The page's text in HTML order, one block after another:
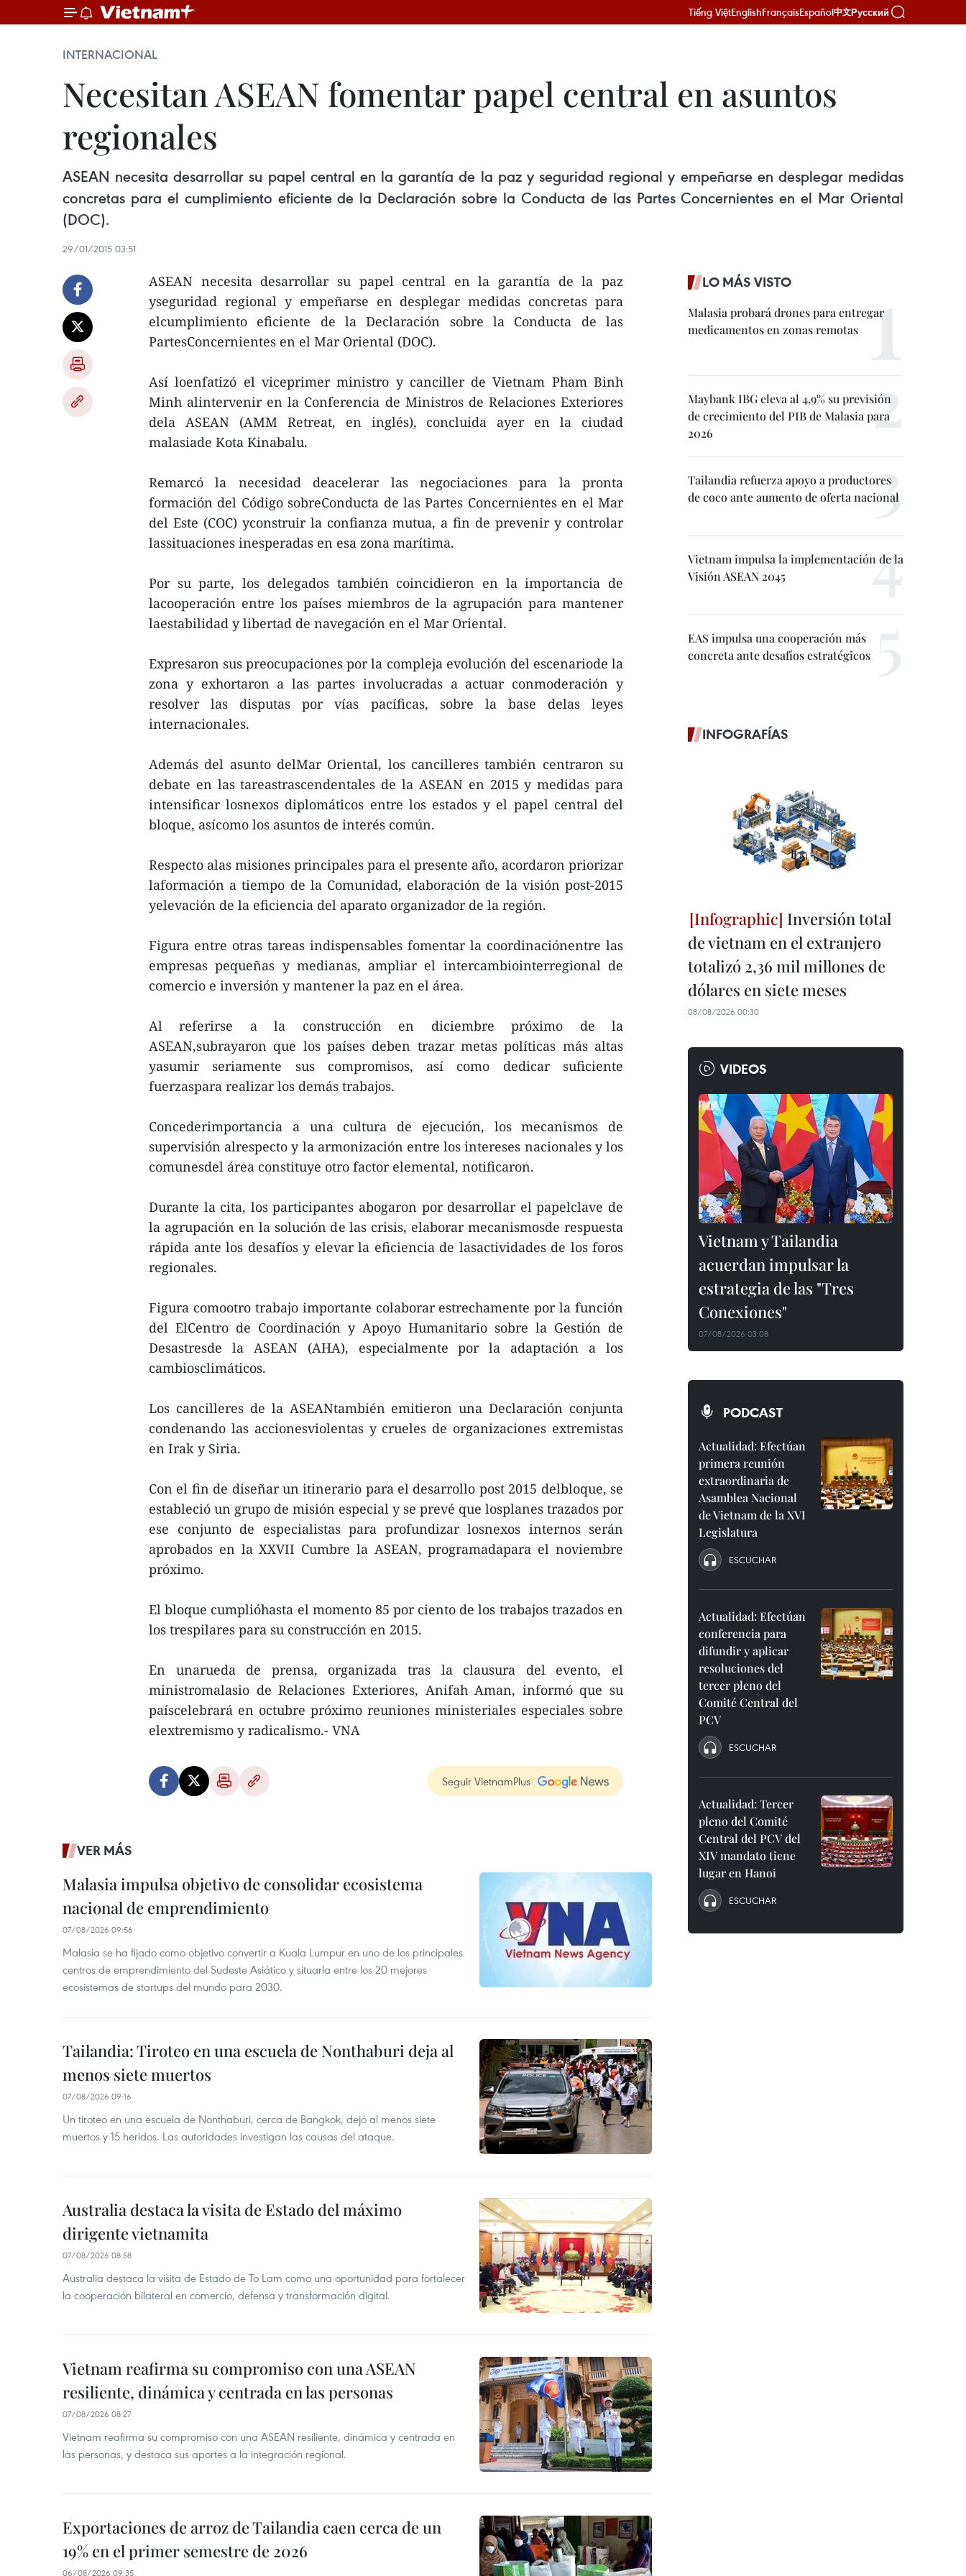
Tiếng ViệtEnglishFrançaisEspañol中文Русский
INTERNACIONAL
Necesitan ASEAN fomentar papel central en asuntos
regionales
ASEAN necesita desarrollar su papel central en la garantía de la paz y seguridad regional y empeñarse en desplegar medidas
concretas para el cumplimiento eficiente de la Declaración sobre la Conducta de las Partes Concernientes en el Mar Oriental
(DOC).
29/01/2015 03:51
ASEAN necesita desarrollar su papel central en la garantía de la paz
yseguridad regional y empeñarse en desplegar medidas concretas para
elcumplimiento eficiente de la Declaración sobre la Conducta de las
PartesConcernientes en el Mar Oriental (DOC).
Así loenfatizó el viceprimer ministro y canciller de Vietnam Pham Binh
Minh alintervenir en la Conferencia de Ministros de Relaciones Exteriores
dela ASEAN (AMM Retreat, en inglés), concluida ayer en la ciudad
malasiade Kota Kinabalu.
Remarcó la necesidad deacelerar las negociaciones para la pronta
formación del Código sobreConducta de las Partes Concernientes en el Mar
del Este (COC) yconstruir la confianza mutua, a fin de prevenir y controlar
lassituaciones inesperadas en esa zona marítima.
Por su parte, los delegados también coincidieron en la importancia de
lacooperación entre los países miembros de la agrupación para mantener
laestabilidad y libertad de navegación en el Mar Oriental.
Expresaron sus preocupaciones por la compleja evolución del escenariode la
zona y exhortaron a las partes involucradas a actuar conmoderación y
resolver las disputas por vías pacíficas, sobre la base delas leyes
internacionales.
Además del asunto delMar Oriental, los cancilleres también centraron su
debate en las tareastrascendentales de la ASEAN en 2015 y medidas para
intensificar losnexos diplomáticos entre los estados y el papel central del
bloque, asícomo los asuntos de interés común.
Respecto alas misiones principales para el presente año, acordaron priorizar
laformación a tiempo de la Comunidad, elaboración de la visión post-2015
yelevación de la eficiencia del aparato organizador de la región.
Figura entre otras tareas indispensables fomentar la coordinaciónentre las
empresas pequeñas y medianas, ampliar el intercambiointerregional de
comercio e inversión y mantener la paz en el área.
Al referirse a la construcción en diciembre próximo de la
ASEAN,subrayaron que los países deben trazar metas políticas más altas
yasumir seriamente sus compromisos, así como dedicar suficiente
fuerzaspara realizar los demás trabajos.
Concederimportancia a una cultura de ejecución, los mecanismos de
supervisión alrespecto y la armonización entre los intereses nacionales y los
comunesdel área constituye otro factor elemental, notificaron.
Durante la cita, los participantes abogaron por desarrollar el papelclave de
la agrupación en la solución de las crisis, elaborar mecanismosde respuesta
rápida ante los desafíos y elevar la eficiencia de lasactividades de los foros
regionales.
Figura comootro trabajo importante colaborar estrechamente por la función
del ElCentro de Coordinación y Apoyo Humanitario sobre la Gestión de
Desastresde la ASEAN (AHA), especialmente por la adaptación a los
cambiosclimáticos.
Los cancilleres de la ASEANtambién emitieron una Declaración conjunta
condenando las accionesviolentas y crueles de organizaciones extremistas
en Irak y Siria.
Con el fin de diseñar un itinerario para el desarrollo post 2015 delbloque, se
estableció un grupo de misión especial y se prevé que losplanes trazados por
ese conjunto de especialistas para profundizar losnexos internos serán
aprobados en la XXVII Cumbre la ASEAN, programadapara el noviembre
próximo.
El bloque cumplióhasta el momento 85 por ciento de los trabajos trazados en
los trespilares para su construcción en 2015.
En unarueda de prensa, organizada tras la clausura del evento, el
ministromalasio de Relaciones Exteriores, Anifah Aman, informó que su
paíscelebrará en octubre próximo reuniones ministeriales especiales sobre
elextremismo y radicalismo.- VNA
Seguir VietnamPlus
VER MÁS
Malasia impulsa objetivo de consolidar ecosistema
nacional de emprendimiento
07/08/2026 09:56
Malasia se ha fijado como objetivo convertir a Kuala Lumpur en uno de los principales
centros de emprendimiento del Sudeste Asiático y situarla entre los 20 mejores
ecosistemas de startups del mundo para 2030.
Tailandia: Tiroteo en una escuela de Nonthaburi deja al
menos siete muertos
07/08/2026 09:16
Un tiroteo en una escuela de Nonthaburi, cerca de Bangkok, dejó al menos siete
muertos y 15 heridos. Las autoridades investigan las causas del ataque.
Australia destaca la visita de Estado del máximo
dirigente vietnamita
07/08/2026 08:58
Australia destaca la visita de Estado de To Lam como una oportunidad para fortalecer
la cooperación bilateral en comercio, defensa y transformación digital.
Vietnam reafirma su compromiso con una ASEAN
resiliente, dinámica y centrada en las personas
07/08/2026 08:27
Vietnam reafirma su compromiso con una ASEAN resiliente, dinámica y centrada en
las personas, y destaca sus aportes a la integración regional.
Exportaciones de arroz de Tailandia caen cerca de un
19% en el primer semestre de 2026
06/08/2026 09:35
LO MÁS VISTO
Malasia probará drones para entregar
medicamentos en zonas remotas
Maybank IBG eleva al 4,9% su previsión
de crecimiento del PIB de Malasia para
2026
Tailandia refuerza apoyo a productores
de coco ante aumento de oferta nacional
Vietnam impulsa la implementación de la
Visión ASEAN 2045
EAS impulsa una cooperación más
concreta ante desafíos estratégicos
INFOGRAFÍAS
Inversión total
de vietnam en el extranjero
totalizó 2,36 mil millones de
dólares en siete meses
08/08/2026 00:30
VIDEOS
Vietnam y Tailandia
acuerdan impulsar la
estrategia de las "Tres
Conexiones"
07/08/2026 03:08
PODCAST
Actualidad: Efectúan
primera reunión
extraordinaria de
Asamblea Nacional
de Vietnam de la XVI
Legislatura
ESCUCHAR
Actualidad: Efectúan
conferencia para
difundir y aplicar
resoluciones del
tercer pleno del
Comité Central del
PCV
ESCUCHAR
Actualidad: Tercer
pleno del Comité
Central del PCV del
XIV mandato tiene
lugar en Hanoi
ESCUCHAR